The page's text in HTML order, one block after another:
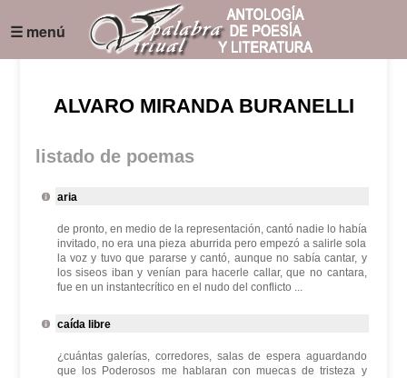
☰ menú
ALVARO MIRANDA BURANELLI
listado de poemas
aria
de pronto, en medio de la representación, cantó nadie lo había
invitado, no era una pieza aburrida pero empezó a salirle sola
la voz y tuvo que pararse y cantó, aunque no sabía cantar, y
los siseos iban y venían para hacerle callar, que no cantara,
fue en un instantecrítico en el nudo del conflicto ...
caída libre
¿cuántas galerías, corredores, salas de espera aguardando
que los Poderosos me hablaran con muecas de tristeza y